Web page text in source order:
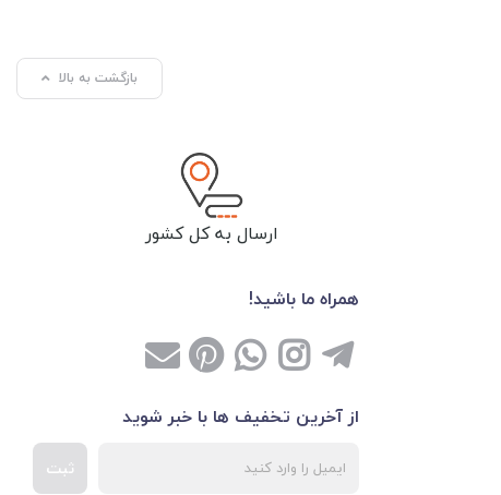
بازگشت به بالا
ارسال به کل کشور
همراه ما باشید!
از آخرین تخفیف ها با خبر شوید
ثبت